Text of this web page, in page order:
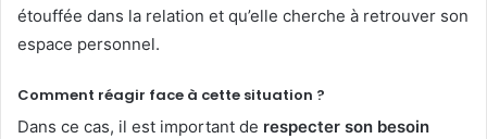
étouffée dans la relation et qu’elle cherche à retrouver son
espace personnel.
Comment réagir face à cette situation ?
Dans ce cas, il est important de respecter son besoin